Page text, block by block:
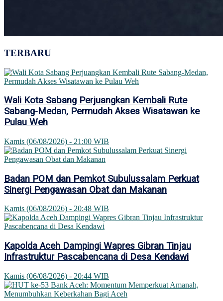
TERBARU
Wali Kota Sabang Perjuangkan Kembali Rute
Sabang-Medan, Permudah Akses Wisatawan ke
Pulau Weh
Kamis (06/08/2026) - 21:00 WIB
Badan POM dan Pemkot Subulussalam Perkuat
Sinergi Pengawasan Obat dan Makanan
Kamis (06/08/2026) - 20:48 WIB
Kapolda Aceh Dampingi Wapres Gibran Tinjau
Infrastruktur Pascabencana di Desa Kendawi
Kamis (06/08/2026) - 20:44 WIB